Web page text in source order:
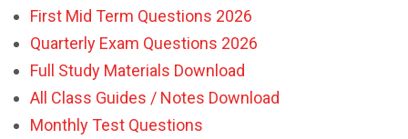
First Mid Term Questions 2026
Quarterly Exam Questions 2026
Full Study Materials Download
All Class Guides / Notes Download
Monthly Test Questions